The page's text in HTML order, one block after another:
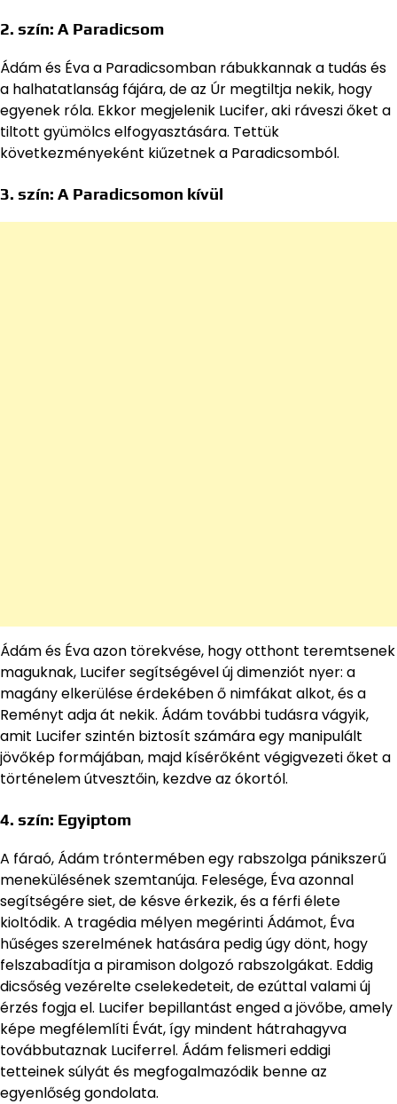
2. szín: A Paradicsom
Ádám és Éva a Paradicsomban rábukkannak a tudás és
a halhatatlanság fájára, de az Úr megtiltja nekik, hogy
egyenek róla. Ekkor megjelenik Lucifer, aki ráveszi őket a
tiltott gyümölcs elfogyasztására. Tettük
következményeként kiűzetnek a Paradicsomból.
3. szín: A Paradicsomon kívül
Ádám és Éva azon törekvése, hogy otthont teremtsenek
maguknak, Lucifer segítségével új dimenziót nyer: a
magány elkerülése érdekében ő nimfákat alkot, és a
Reményt adja át nekik. Ádám további tudásra vágyik,
amit Lucifer szintén biztosít számára egy manipulált
jövőkép formájában, majd kísérőként végigvezeti őket a
történelem útvesztőin, kezdve az ókortól.
4. szín: Egyiptom
A fáraó, Ádám tróntermében egy rabszolga pánikszerű
menekülésének szemtanúja. Felesége, Éva azonnal
segítségére siet, de késve érkezik, és a férfi élete
kioltódik. A tragédia mélyen megérinti Ádámot, Éva
hűséges szerelmének hatására pedig úgy dönt, hogy
felszabadítja a piramison dolgozó rabszolgákat. Eddig
dicsőség vezérelte cselekedeteit, de ezúttal valami új
érzés fogja el. Lucifer bepillantást enged a jövőbe, amely
képe megfélemlíti Évát, így mindent hátrahagyva
továbbutaznak Luciferrel. Ádám felismeri eddigi
tetteinek súlyát és megfogalmazódik benne az
egyenlőség gondolata.